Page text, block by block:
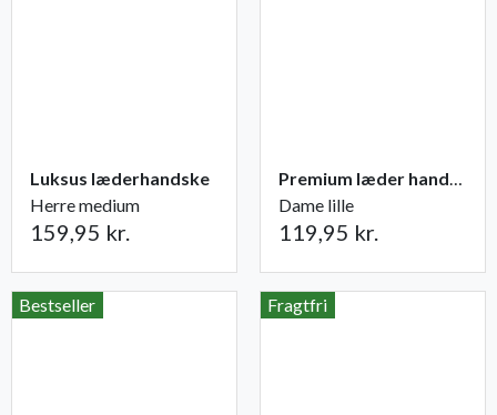
Luksus læderhandske
Herre medium
159,95 kr.
Premium læder handske Flutter
Dame lille
119,95 kr.
Bestseller Fragtfri